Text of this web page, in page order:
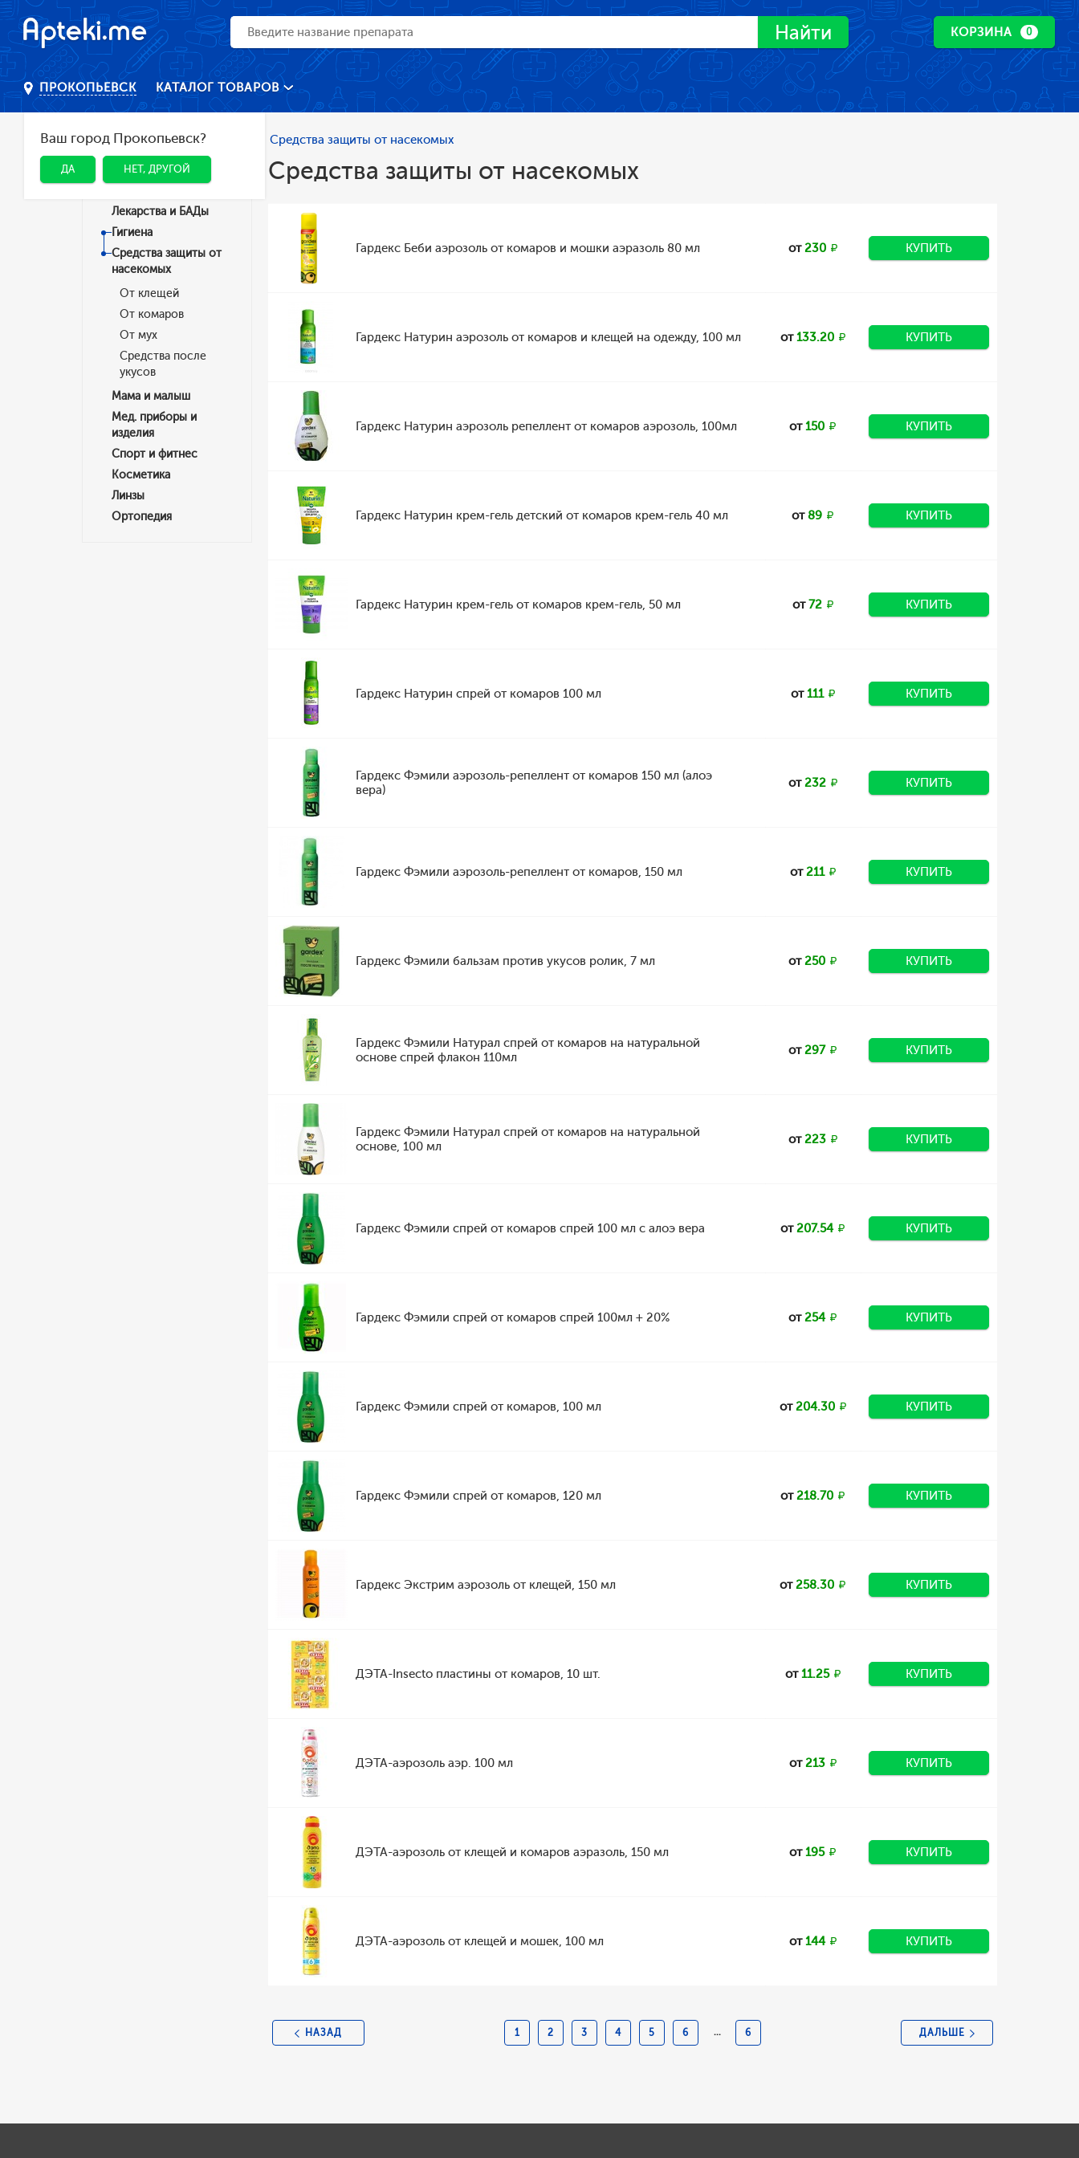
Найти КОРЗИНА 0
ПРОКОПЬЕВСК
Ваш город Прокопьевск?
ДА НЕТ, ДРУГОЙ
КАТАЛОГ ТОВАРОВ
Главная Каталог Гигиена Средства защиты от насекомых
Категории
Лекарства и БАДы
Гигиена
Средства защиты от
насекомых
От клещей
От комаров
От мух
Средства после
укусов
Мама и малыш
Мед. приборы и
изделия
Спорт и фитнес
Косметика
Линзы
Ортопедия
Средства защиты от насекомых
Гардекс Беби аэрозоль от комаров и мошки аэразоль 80 мл от230 КУПИТЬ
Гардекс Натурин аэрозоль от комаров и клещей на одежду, 100 мл от133.20 КУПИТЬ
Гардекс Натурин аэрозоль репеллент от комаров аэрозоль, 100мл от150 КУПИТЬ
Гардекс Натурин крем-гель детский от комаров крем-гель 40 мл от89 КУПИТЬ
Гардекс Натурин крем-гель от комаров крем-гель, 50 мл от72 КУПИТЬ
Гардекс Натурин спрей от комаров 100 мл от111 КУПИТЬ
Гардекс Фэмили аэрозоль-репеллент от комаров 150 мл (алоэ
вера)
от232 КУПИТЬ
Гардекс Фэмили аэрозоль-репеллент от комаров, 150 мл от211 КУПИТЬ
Гардекс Фэмили бальзам против укусов ролик, 7 мл от250 КУПИТЬ
Гардекс Фэмили Натурал спрей от комаров на натуральной
основе спрей флакон 110мл
от297 КУПИТЬ
Гардекс Фэмили Натурал спрей от комаров на натуральной
основе, 100 мл
от223 КУПИТЬ
Гардекс Фэмили спрей от комаров спрей 100 мл с алоэ вера от207.54 КУПИТЬ
Гардекс Фэмили спрей от комаров спрей 100мл + 20% от254 КУПИТЬ
Гардекс Фэмили спрей от комаров, 100 мл от204.30 КУПИТЬ
Гардекс Фэмили спрей от комаров, 120 мл от218.70 КУПИТЬ
Гардекс Экстрим аэрозоль от клещей, 150 мл от258.30 КУПИТЬ
ДЭТА-Insecto пластины от комаров, 10 шт. от11.25 КУПИТЬ
ДЭТА-аэрозоль аэр. 100 мл от213 КУПИТЬ
ДЭТА-аэрозоль от клещей и комаров аэразоль, 150 мл от195 КУПИТЬ
ДЭТА-аэрозоль от клещей и мошек, 100 мл от144 КУПИТЬ
НАЗАД 1 2 3 4 5 6 ... 6 ДАЛЬШЕ